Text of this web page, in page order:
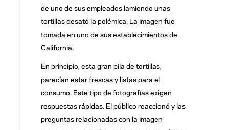
de uno de sus empleados lamiendo unas
tortillas desató la polémica. La imagen fue
tomada en uno de sus establecimientos de
California.
En principio, esta gran pila de tortillas,
parecían estar frescas y listas para el
consumo. Este tipo de fotografías exigen
respuestas rápidas. El público reaccionó y las
preguntas relacionadas con la imagen